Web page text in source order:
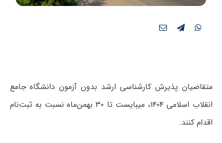
متقاضیان پذیرش کارشناسی ارشد بدون آزمون دانشگاه جامع
انقلاب اسلامی ۱۴۰۴، میبایست تا ۳۰ بهمن‌ماه نسبت به ثبت‌نام
اقدام کنند.